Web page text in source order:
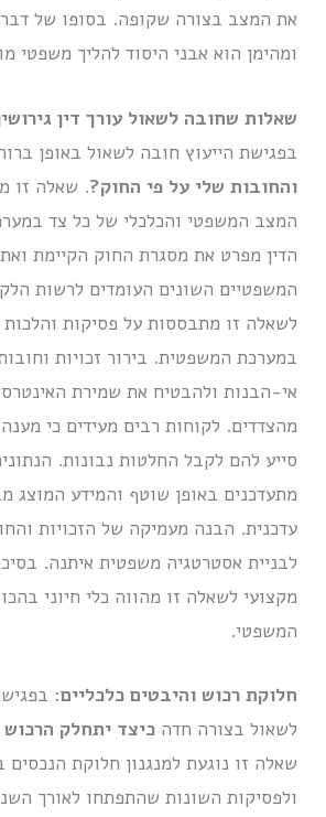
את המצב בצורה שקופה. בסופו של
ומהימן הוא אבני היסוד להליך משפטי
שאלות שחובה לשאול עורך דין
בפגישת הייעוץ חובה לשאול באופן
והחובות שלי על פי החוק?. שאלה זו
המצב המשפטי והכלכלי של כל צד
הדין מפרט את מסגרת החוק הקיימת
המשפטיים השונים העומדים לרשות
לשאלה זו מתבססות על פסיקות
במערכת המשפטית. בירור זכויות
אי-הבנות ולהבטיח את שמירת
מהצדדים. לקוחות רבים מעידים כי
סייע להם לקבל החלטות נבונות.
מתעדכנים באופן שוטף והמידע המוצג
עדכנית. הבנה מעמיקה של הזכויות
לבניית אסטרטגיה משפטית איתנה.
מקצועי לשאלה זו מהווה כלי חיוני
המשפטי.
חלוקת רכוש והיבטים כלכליים:
לשאול בצורה חדהכיצד יתחלק הרכוש
שאלה זו נוגעת למנגנון חלוקת
ולפסיקות השונות שהתפתחו לאורך